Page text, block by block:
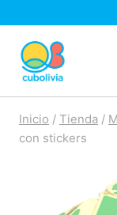
contenido
Inicio / Tienda /
con stickers